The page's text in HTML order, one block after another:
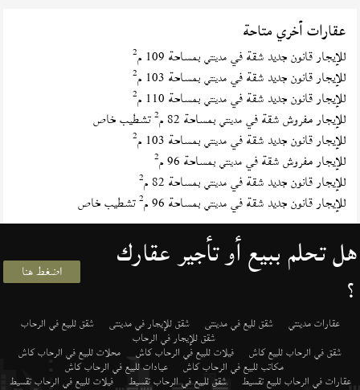
عقارات أخري متاحة
للإيجار قانون جديد شقة فيمدينتي بمساحة 109 م 2
للإيجار قانون جديد شقة فيمدينتي بمساحة 103 م 2
للإيجار قانون جديد شقة فيمدينتي بمساحة 110 م 2
للإيجار مفروش شقة فيمدينتي بمساحة 82 م 2تشطيب خاص
للإيجار قانون جديد شقة فيمدينتي بمساحة 103 م 2
للإيجار مفروش شقة فيمدينتي بمساحة 96 م 2
للإيجار قانون جديد شقة فيمدينتي بمساحة 82 م 2
للإيجار قانون جديد شقة فيمدينتي بمساحة 96 م 2تشطيب خاص
هل تحلم ببيع أو تأجير عقارك
؟ اضغط هنا
عقارات مدينتي شقق لليع في مدينتى شقق للإيجار في مدينتى شقق للبيع في الرحاب
شقق للإيجار في الرحاب
شقق في الرحاب للبيع كاش فيلات للبيع في الرحاب كاش محلات للبيع في الرحاب كاش
مكاتب للبيع في الرحاب كاش عيادات للبيع في الرحاب كاش
عقارات في الرحاب للبيع تقسيط شقق للبيع في الرحاب تقسيط فيلات للبيع في الرحاب تقسيط